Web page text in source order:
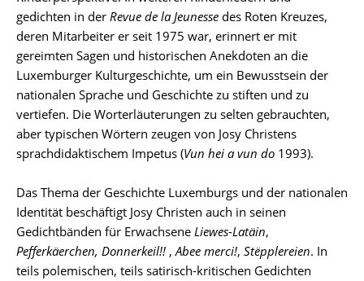
gedichten in der Revue de la Jeunesse des Roten Kreuzes,
deren Mitarbeiter er seit 1975 war, erinnert er mit
gereimten Sagen und historischen Anekdoten an die
Luxemburger Kulturgeschichte, um ein Bewusstsein der
nationalen Sprache und Geschichte zu stiften und zu
vertiefen. Die Worterläuterungen zu selten gebrauchten,
aber typischen Wörtern zeugen von Josy Christens
sprachdidaktischem Impetus (Vun hei a vun do 1993).
Das Thema der Geschichte Luxemburgs und der nationalen
Identität beschäftigt Josy Christen auch in seinen
Gedichtbänden für Erwachsene Liewes-Latäin,
Pefferkäerchen, Donnerkeil!! ,Abee merci!, Stëpplereien. In
teils polemischen, teils satirisch-kritischen Gedichten